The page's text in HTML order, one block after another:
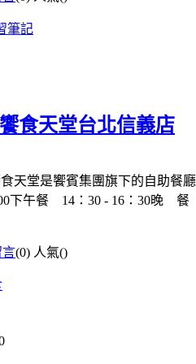
筆記
食天堂台北信義店
天堂是饗賓集團旗下的自助餐
午餐 14：30 - 16：30晚 餐
言(0) 人氣()